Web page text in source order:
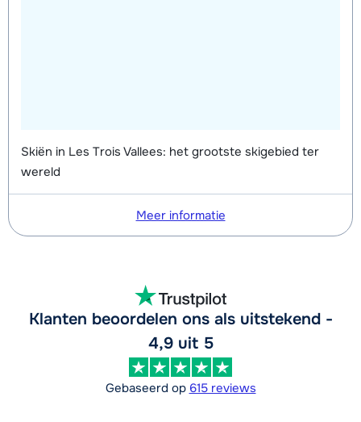
Skiën in Les Trois Vallees: het grootste skigebied ter
wereld
Meer informatie
Klanten beoordelen ons als uitstekend -
4,9 uit 5
Gebaseerd op 615 reviews